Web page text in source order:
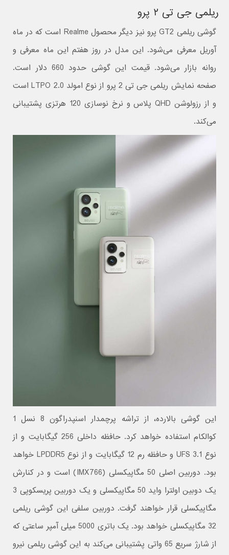
ریلمی جی تی ۲ پرو
گوشی ریلمی GT2 پرو نیز دیگر محصول Realme است که در ماه
آوریل معرفی می‌شود. این مدل در روز هفتم این ماه معرفی و
روانه بازار می‌شود. قیمت این گوشی حدود 660 دلار است.
صفحه نمایش ریلمی جی تی 2 پرو از نوع امولد LTPO 2.0 است
و از رزولوشن QHD پلاس و نرخ نوسازی 120 هرتزی پشتیبانی
می‌کند.
این گوشی بالارده، از تراشه پرچمدار اسنپدراگون 8 نسل 1
کوالکام استفاده خواهد کرد. حافظه داخلی 256 گیگابایت و از
نوع UFS 3.1 و حافظه رم 12 گیگابایت و از نوع LPDDR5 خواهد
بود. دوربین اصلی 50 مگاپیکسلی (IMX766) است و در کنارش
یک دوبین اولترا واید 50 مگاپیکسلی و یک دوربین پریسکوپی 3
مگاپیکسلی قرار خواهند گرفت. دوربین سلفی این گوشی ریلمی
32 مگاپیکسلی خواهد بود. یک باتری 5000 میلی آمپر ساعتی که
از شارژ سریع 65 واتی پشتیبانی می‌کند به این گوشی ریلمی نیرو